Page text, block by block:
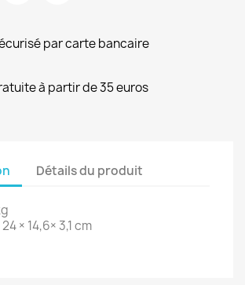
par carte bancaire
à partir de 35 euros
Détails du produit
× 14,6× 3,1 cm